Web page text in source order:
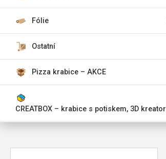
Fólie
Ostatní
Pizza krabice – AKCE
CREATBOX – krabice s potiskem, 3D kreator